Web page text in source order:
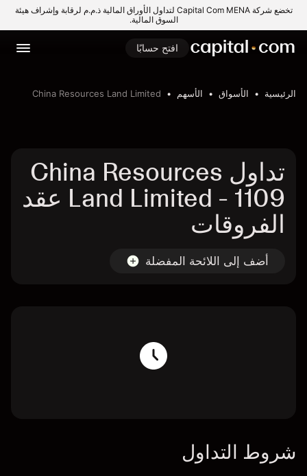
تخضع شركة Capital Com MENA لتداول الأوراق المالية ذ.م.م لرقابة وإشراف هيئة
السوق المالية.
افتح حسابًا
الرئيسية الأسواق الأسهم China Resources Land Limited
تداول China Resources
Land Limited - 1109 عقد
الفروقات
أضف إلى اللائحة المفضلة
شروط التداول